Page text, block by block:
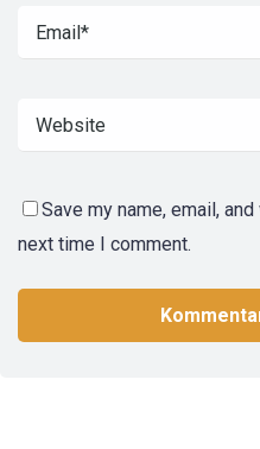
Save my name, email,
next time I comment.